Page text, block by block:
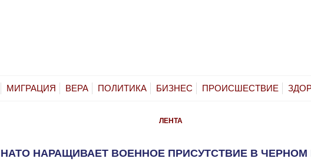
МИГРАЦИЯ ВЕРА ПОЛИТИКА БИЗНЕС ПРОИСШЕСТВИЕ
ЛЕНТА
НАТО НАРАЩИВАЕТ ВОЕННОЕ ПРИСУТСТВИЕ В ЧЕРНОМ